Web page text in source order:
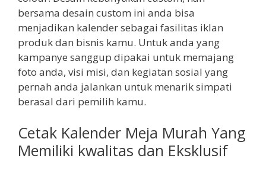
bersama desain custom ini anda bisa
menjadikan kalender sebagai fasilitas iklan
produk dan bisnis kamu. Untuk anda yang
kampanye sanggup dipakai untuk memajang
foto anda, visi misi, dan kegiatan sosial yang
pernah anda jalankan untuk menarik simpati
berasal dari pemilih kamu.
Cetak Kalender Meja Murah Yang
Memiliki kwalitas dan Eksklusif